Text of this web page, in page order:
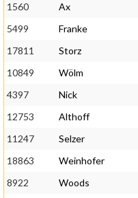
1560
Ax
5499
Franke
17811
Storz
10849
Wölm
4397
Nick
12753
Althoff
11247
Selzer
18863
Weinhofer
8922
Woods